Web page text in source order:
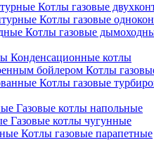
Котлы газовые
Котлы газовые
Котлы газовые
Конденсационные котлы
Котлы
Котлы газовые
Газовые котлы напольные
Газовые котлы чугунные
Котлы газовые парапетные